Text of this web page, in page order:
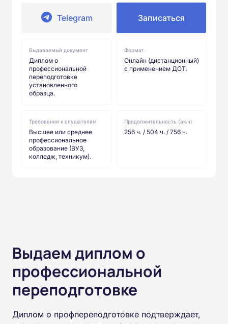
Telegram Записаться
Выдаваемый документ
Диплом о
профессиональной
переподготовке
установленного
образца.
Формат
Онлайн (дистанционный)
с применением ДОТ.
Требования к слушателям
Высшее или среднее
профессиональное
образование (ВУЗ,
колледж, техникум).
Продолжительность (ак.ч)
256 ч. / 504 ч. / 756 ч.
Выдаем диплом о
профессиональной
переподготовке
Диплом о профпереподготовке подтверждает,